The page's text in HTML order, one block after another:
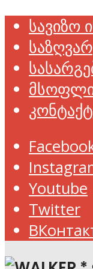
სავიზო
Youtube
Twitter